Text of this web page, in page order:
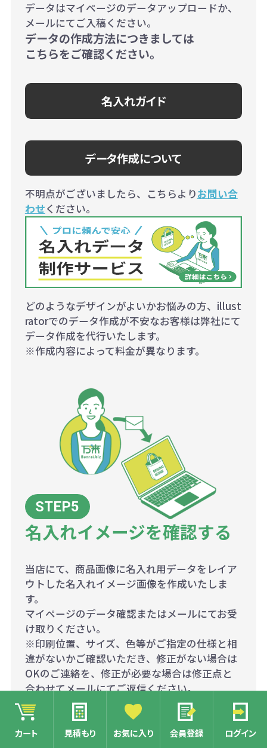
カート 見積もり お気に入り 会員登録 ログイン
データはマイページのデータアップロードか、
メールにてご入稿ください。
データの作成方法につきましては
こちらをご確認ください。
名入れガイド
データ作成について
不明点がございましたら、こちらよりお問い合
わせください。
どのようなデザインがよいかお悩みの方、illust
ratorでのデータ作成が不安なお客様は弊社にて
データ作成を代行いたします。
※作成内容によって料金が異なります。
名入れイメージを確認する
当店にて、商品画像に名入れ用データをレイア
ウトした名入れイメージ画像を作成いたしま
す。
マイページのデータ確認またはメールにてお受
け取りください。
※印刷位置、サイズ、色等がご指定の仕様と相
違がないかご確認いただき、修正がない場合は
OKのご連絡を、修正が必要な場合は修正点と
合わせてメールにてご返信ください。
※修正有の場合は、再度名入れイメージ画像の
修正をいたします。